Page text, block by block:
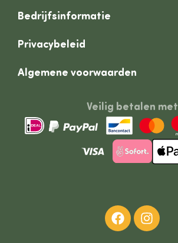
Bedrijfsinformatie
Privacybeleid
Algemene voorwaarden
Veilig betalen met